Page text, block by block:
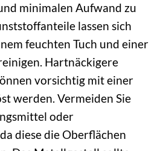
minimalen Aufwand zu
lassen sich
feuchten Tuch und einer
Hartnäckigere
vorsichtig mit einer
werden. Vermeiden Sie
oder
diese die Oberflächen